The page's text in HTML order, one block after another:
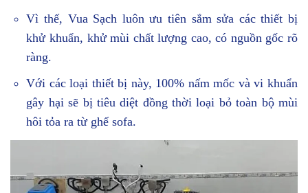
Vì thế, Vua Sạch luôn ưu tiên sắm sửa các thiết bị
khử khuẩn, khử mùi chất lượng cao, có nguồn gốc rõ
ràng.
Với các loại thiết bị này, 100% nấm mốc và vi khuẩn
gây hại sẽ bị tiêu diệt đồng thời loại bỏ toàn bộ mùi
hôi tỏa ra từ ghế sofa.